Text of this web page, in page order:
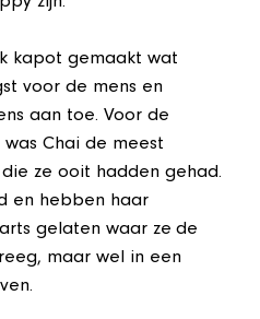
kapot gemaakt wat
voor de mens en
aan toe. Voor de
Chai de meest
ze ooit hadden gehad.
en hebben haar
gelaten waar ze de
maar wel in een